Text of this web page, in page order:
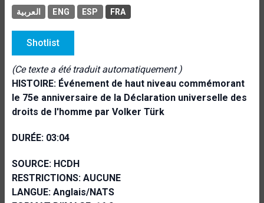
العربية ENG ESP FRA
Shotlist
(Ce texte a été traduit automatiquement )
HISTOIRE: Événement de haut niveau commémorant
le 75e anniversaire de la Déclaration universelle des
droits de l'homme par Volker Türk
DURÉE: 03:04
SOURCE: HCDH
RESTRICTIONS: AUCUNE
LANGUE: Anglais/NATS